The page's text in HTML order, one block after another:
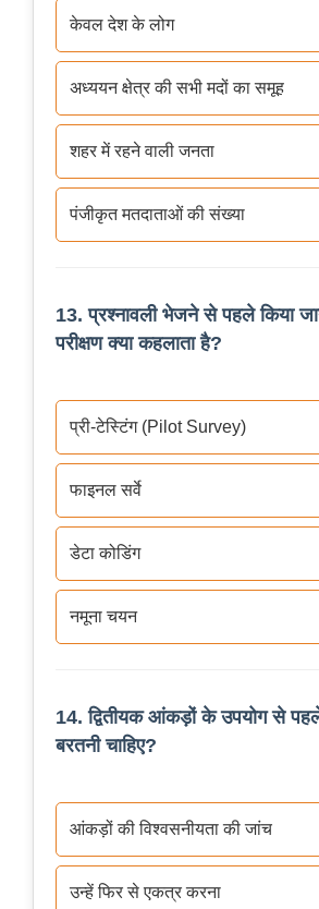
केवल देश के लोग
अध्ययन क्षेत्र की सभी मदों का समूह
शहर में रहने वाली जनता
पंजीकृत मतदाताओं की संख्या
13. प्रश्नावली भेजने से पहले किया
परीक्षण क्या कहलाता है?
प्री-टेस्टिंग (Pilot Survey)
फाइनल सर्वे
डेटा कोडिंग
नमूना चयन
14. द्वितीयक आंकड़ों के उपयोग से पहले
बरतनी चाहिए?
आंकड़ों की विश्वसनीयता की जांच
उन्हें फिर से एकत्र करना